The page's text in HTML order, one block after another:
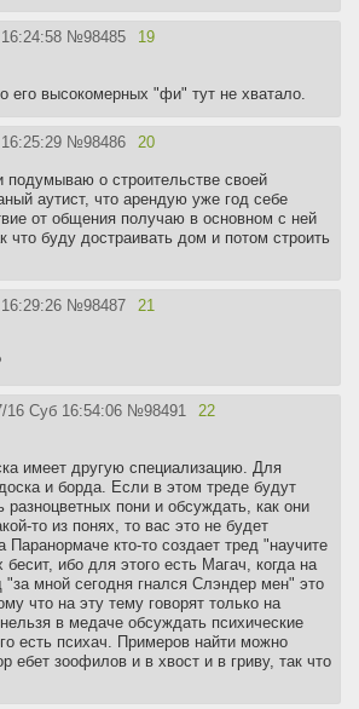
№98485 19
его высокомерных "фи" тут не хватало.
№98486 20
подумываю о строительстве своей
аутист, что арендую уже год себе
от общения получаю в основном с ней
что буду достраивать дом и потом строить
№98487 21
16 Суб 16:54:06 №98491 22
имеет другую специализацию. Для
и борда. Если в этом треде будут
разноцветных пони и обсуждать, как они
то из понях, то вас это не будет
Паранормаче кто-то создает тред "научите
бесит, ибо для этого есть Магач, когда на
"за мной сегодня гнался Слэндер мен" это
что на эту тему говорят только на
в медаче обсуждать психические
есть психач. Примеров найти можно
ебет зоофилов и в хвост и в гриву, так что